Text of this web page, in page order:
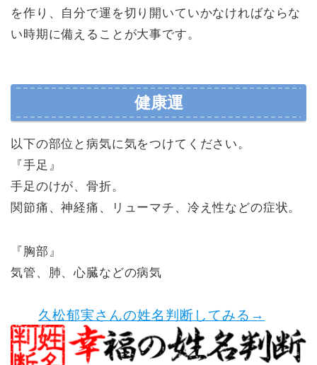
を作り、自分で運を切り開いていかなければならな
い時期に備えることが大事です。
健康運
以下の部位と病気に気をつけてください。
『手足』
手足のけが、骨折。
関節痛、神経痛、リューマチ、冷え性などの症状。
『胸部』
気管、肺、心臓などの病気
久松郁実さんの姓名判断してみる→